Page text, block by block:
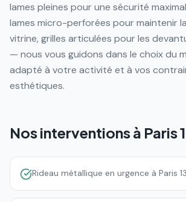
lames pleines pour une sécurité
lames micro-perforées pour maintenir
vitrine, grilles articulées pour les
— nous vous guidons dans le choix du
adapté à votre activité et à vos
esthétiques.
Nos interventions à Paris
Rideau métallique en urgence à Paris